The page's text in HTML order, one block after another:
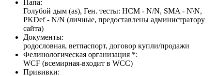
Папа:
Голубой дым (as), Ген. тесты: HCM - N/N, SMA - N\N,
PKDef - N/N (личные, предоставлены администратору
сайта)
Документы:
родословная, ветпаспорт, договор купли/продажи
Фелинологическая организация *:
WCF (всемирная-входит в WCC)
Прививки: